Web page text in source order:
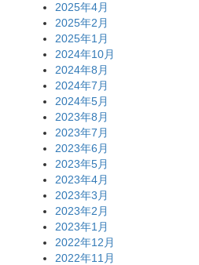
2025年4月
2025年2月
2025年1月
2024年10月
2024年8月
2024年7月
2024年5月
2023年8月
2023年7月
2023年6月
2023年5月
2023年4月
2023年3月
2023年2月
2023年1月
2022年12月
2022年11月